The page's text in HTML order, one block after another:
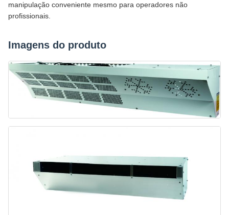
manipulação conveniente mesmo para operadores não
profissionais.
Imagens do produto